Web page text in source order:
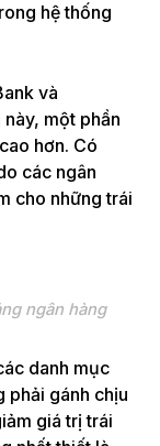
hệ thống
và
một phần
hơn. Có
các ngân
cho những trái
ngân hàng
danh mục
phải gánh chịu
giá trị trái